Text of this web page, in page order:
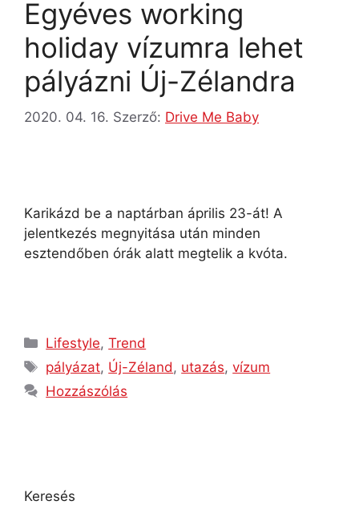
Egyéves working
holiday vízumra lehet
pályázni Új-Zélandra
2020. 04. 16. Szerző: Drive Me Baby
Karikázd be a naptárban április 23-át! A
jelentkezés megnyitása után minden
esztendőben órák alatt megtelik a kvóta.
Lifestyle,Trend
pályázat, Új-Zéland, utazás,vízum
Hozzászólás
Keresés